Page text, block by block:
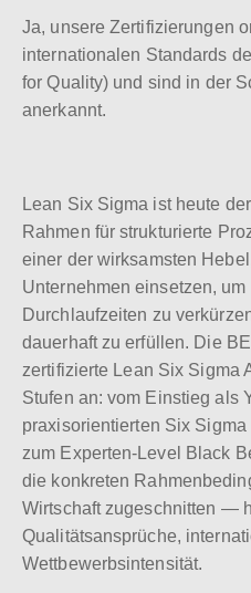
Ja, unsere Zertifizierungen
internationalen Standards
for Quality) und sind in der
anerkannt.
Lean Six Sigma ist heute
Rahmen für strukturierte
einer der wirksamsten
Unternehmen einsetzen,
Durchlaufzeiten zu
dauerhaft zu erfüllen. Die
zertifizierte Lean Six Sigma
Stufen an: vom Einstieg als
praxisorientierten Six
zum Experten-Level Black
die konkreten
Wirtschaft zugeschnitten —
Qualitätsansprüche,
Wettbewerbsintensität.